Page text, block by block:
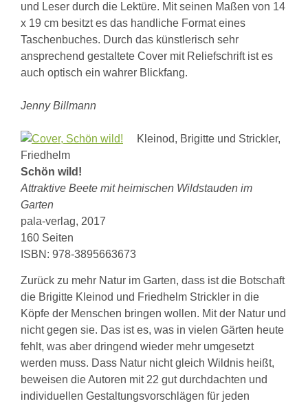
und Leser durch die Lektüre. Mit seinen Maßen von 14
x 19 cm besitzt es das handliche Format eines
Taschenbuches. Durch das künstlerisch sehr
ansprechend gestaltete Cover mit Reliefschrift ist es
auch optisch ein wahrer Blickfang.
Jenny Billmann
Kleinod, Brigitte und Strickler,
Friedhelm
Schön wild!
Attraktive Beete mit heimischen Wildstauden im
Garten
pala-verlag, 2017
160 Seiten
ISBN: 978-3895663673
Zurück zu mehr Natur im Garten, dass ist die Botschaft
die Brigitte Kleinod und Friedhelm Strickler in die
Köpfe der Menschen bringen wollen. Mit der Natur und
nicht gegen sie. Das ist es, was in vielen Gärten heute
fehlt, was aber dringend wieder mehr umgesetzt
werden muss. Dass Natur nicht gleich Wildnis heißt,
beweisen die Autoren mit 22 gut durchdachten und
individuellen Gestaltungsvorschlägen für jeden